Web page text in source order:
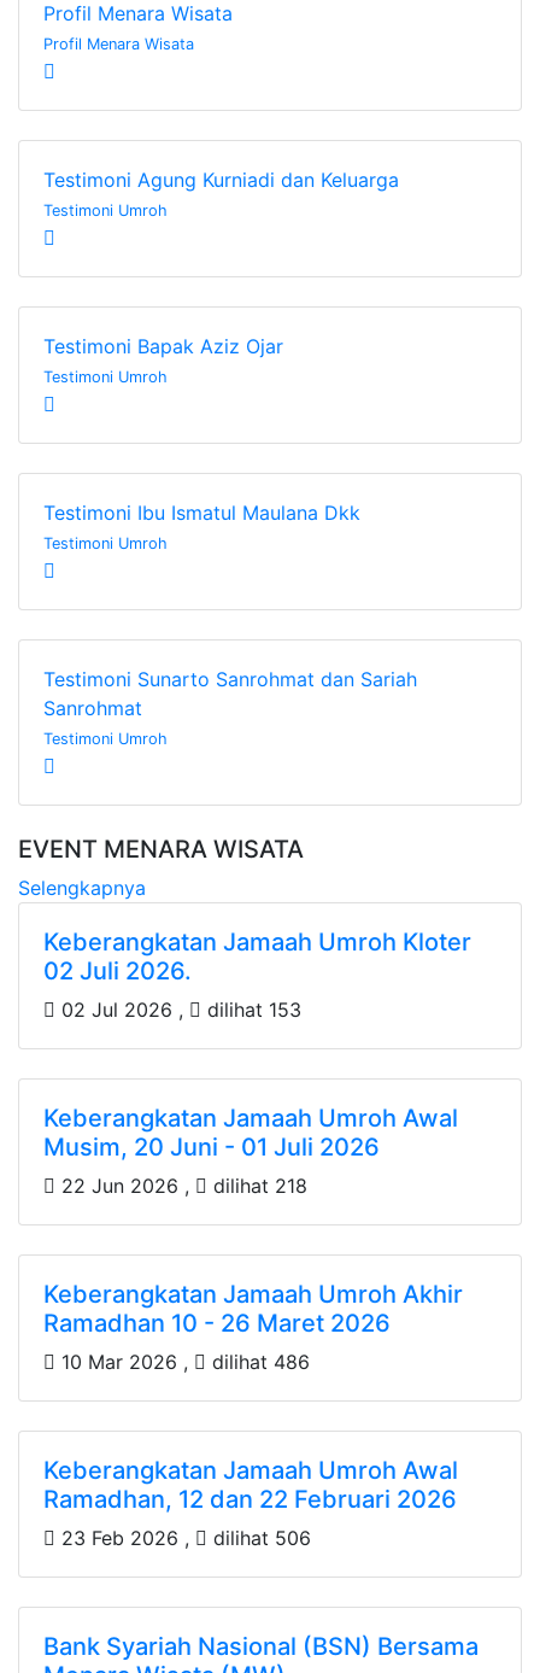
Profil Menara Wisata
Profil Menara Wisata
Testimoni Agung Kurniadi dan Keluarga
Testimoni Umroh
Testimoni Bapak Aziz Ojar
Testimoni Umroh
Testimoni Ibu Ismatul Maulana Dkk
Testimoni Umroh
Testimoni Sunarto Sanrohmat dan Sariah
Sanrohmat
Testimoni Umroh
EVENT MENARA WISATA
Selengkapnya
Keberangkatan Jamaah Umroh Kloter
02 Juli 2026.
02 Jul 2026 , dilihat 153
Keberangkatan Jamaah Umroh Awal
Musim, 20 Juni - 01 Juli 2026
22 Jun 2026 , dilihat 218
Keberangkatan Jamaah Umroh Akhir
Ramadhan 10 - 26 Maret 2026
10 Mar 2026 , dilihat 486
Keberangkatan Jamaah Umroh Awal
Ramadhan, 12 dan 22 Februari 2026
23 Feb 2026 , dilihat 506
Bank Syariah Nasional (BSN) Bersama